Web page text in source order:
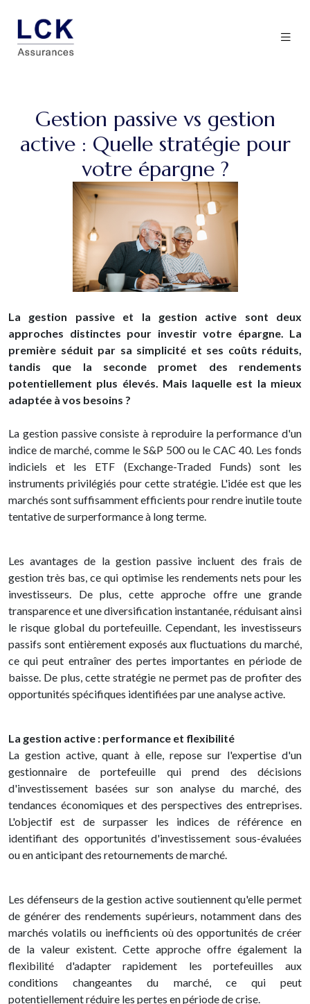
Gestion passive vs gestion
active : Quelle stratégie pour
votre épargne ?
La gestion passive et la gestion active sont deux
approches distinctes pour investir votre épargne. La
première séduit par sa simplicité et ses coûts réduits,
tandis que la seconde promet des rendements
potentiellement plus élevés. Mais laquelle est la mieux
adaptée à vos besoins ?
La gestion passive consiste à reproduire la performance d'un
indice de marché, comme le S&P 500 ou le CAC 40. Les fonds
indiciels et les ETF (Exchange-Traded Funds) sont les
instruments privilégiés pour cette stratégie. L'idée est que les
marchés sont suffisamment efficients pour rendre inutile toute
tentative de surperformance à long terme.
Les avantages de la gestion passive incluent des frais de
gestion très bas, ce qui optimise les rendements nets pour les
investisseurs. De plus, cette approche offre une grande
transparence et une diversification instantanée, réduisant ainsi
le risque global du portefeuille. Cependant, les investisseurs
passifs sont entièrement exposés aux fluctuations du marché,
ce qui peut entraîner des pertes importantes en période de
baisse. De plus, cette stratégie ne permet pas de profiter des
opportunités spécifiques identifiées par une analyse active.
La gestion active : performance et flexibilité
La gestion active, quant à elle, repose sur l'expertise d'un
gestionnaire de portefeuille qui prend des décisions
d'investissement basées sur son analyse du marché, des
tendances économiques et des perspectives des entreprises.
L'objectif est de surpasser les indices de référence en
identifiant des opportunités d'investissement sous-évaluées
ou en anticipant des retournements de marché.
Les défenseurs de la gestion active soutiennent qu'elle permet
de générer des rendements supérieurs, notamment dans des
marchés volatils ou inefficients où des opportunités de créer
de la valeur existent. Cette approche offre également la
flexibilité d'adapter rapidement les portefeuilles aux
conditions changeantes du marché, ce qui peut
potentiellement réduire les pertes en période de crise.